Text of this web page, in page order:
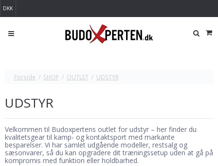
DKK
Forside / SHOP / OUTLET / UDSTYR
UDSTYR
Velkommen til Budoxpertens outlet for udstyr – her finder du
kvalitetsgear til kamp- og kontaktsport med markante
besparelser. Vi har samlet udgående modeller, restsalg og
sæsonvarer, så du kan opgradere dit træningssetup uden at gå på
kompromis med funktion eller holdbarhed.